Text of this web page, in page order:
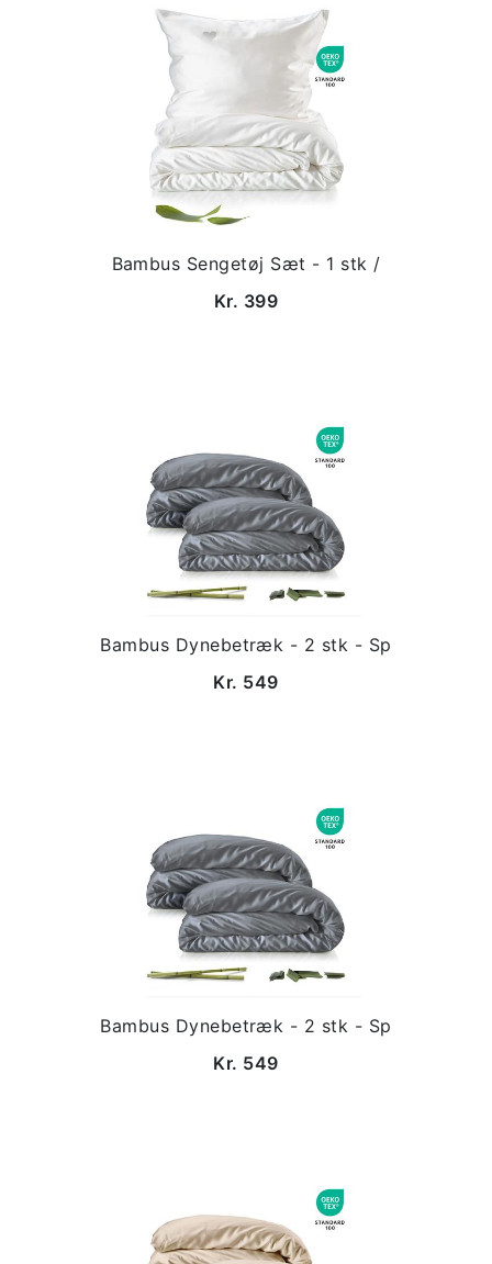
Bambus Sengetøj Sæt - 1 stk /
Kr. 399
Bambus Dynebetræk - 2 stk - Sp
Kr. 549
Bambus Dynebetræk - 2 stk - Sp
Kr. 549